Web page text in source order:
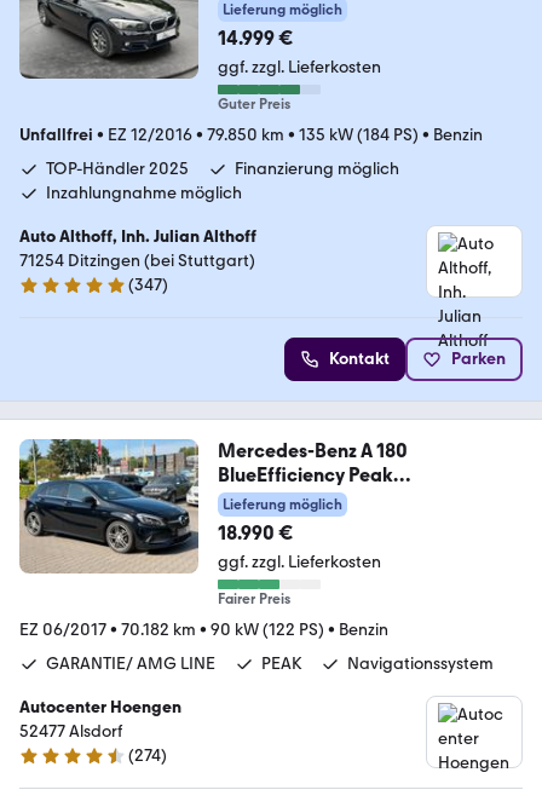
Lieferung möglich
14.999 €
ggf. zzgl. Lieferkosten
Guter Preis
Unfallfrei • EZ 12/2016• 79.850 km • 135 kW (184 PS) • Benzin
TOP-Händler 2025
Finanzierung möglich
Inzahlungnahme möglich
Auto Althoff, Inh. Julian Althoff
71254 Ditzingen (bei Stuttgart)
4.8 Sterne
(347)
Kontakt Parken
Mercedes-Benz A 180
BlueEfficiency Peak
Garantie*Amg Line*KeyL
Lieferung möglich
18.990 €
ggf. zzgl. Lieferkosten
Fairer Preis
EZ 06/2017• 70.182 km • 90 kW (122 PS) • Benzin
GARANTIE/ AMG LINE
PEAK Navigationssystem
Autocenter Hoengen
52477 Alsdorf
4.5 Sterne
(274)